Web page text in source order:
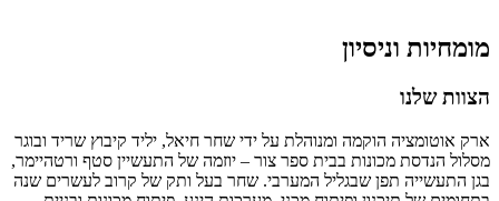
מומחיות וניסיון
הצוות שלנו
ארק אוטומציה הוקמה ומנוהלת על ידי שחר חיאל, יליד קיבוץ שריד ובוגר
מסלול הנדסת מכונות בבית ספר צור – יוזמה של התעשיין סטף ורטהיימר,
בגן התעשייה תפן שבגליל המערבי. שחר בעל ותק של קרוב לעשרים שנה